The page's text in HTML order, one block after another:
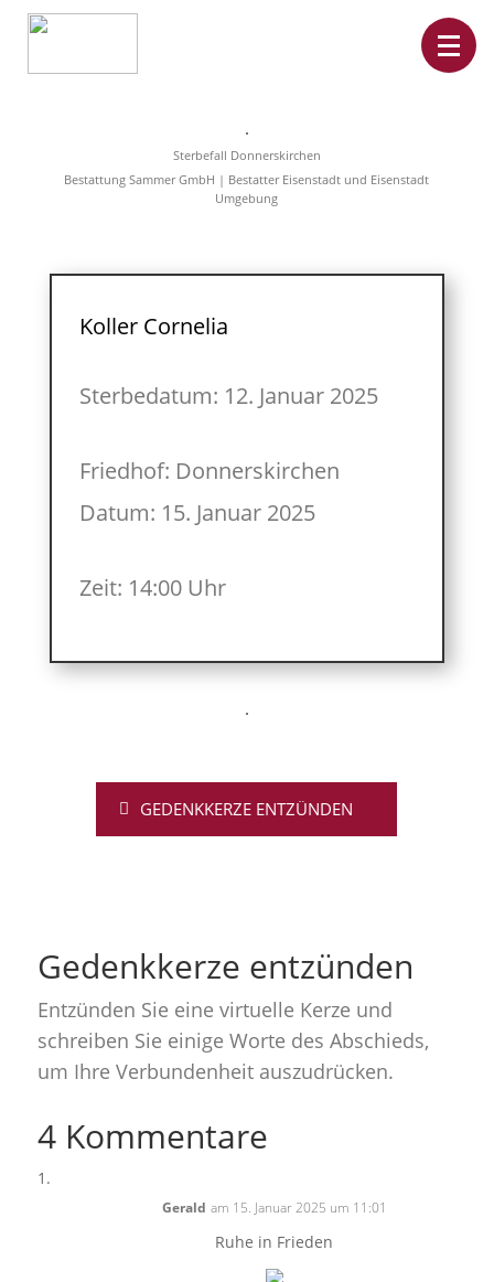
Rat&Hilfe
Sterbefälle
Sterbefall Donnerskirchen
Bestattung Sammer GmbH | Bestatter Eisenstadt und Eisenstadt
Umgebung
Koller Cornelia
Sterbedatum: 12. Januar 2025
Friedhof: Donnerskirchen
Datum: 15. Januar 2025
Zeit: 14:00 Uhr
GEDENKKERZE ENTZÜNDEN
Gedenkkerze entzünden
Entzünden Sie eine virtuelle Kerze und
schreiben Sie einige Worte des Abschieds,
um Ihre Verbundenheit auszudrücken.
4 Kommentare
Gerald am 15. Januar 2025 um 11:01
Ruhe in Frieden